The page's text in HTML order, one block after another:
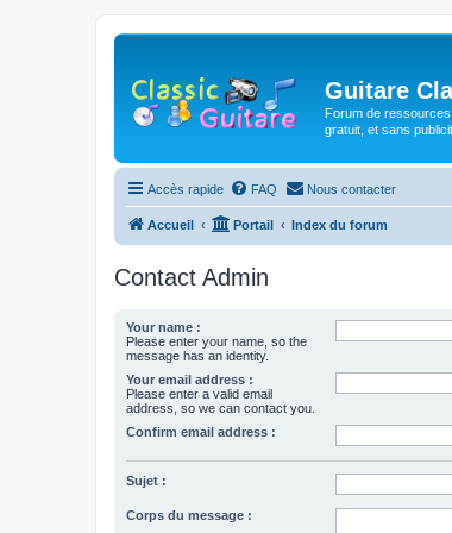
Guitare
Forum de
gratuit, et sans
Accès rapide FAQ Nous contacter
Accueil Portail Index du forum
Contact Admin
Your name :
Please enter your name, so the
message has an identity.
Your email address :
Please enter a valid email
address, so we can contact you.
Confirm email address :
Sujet :
Corps du message :